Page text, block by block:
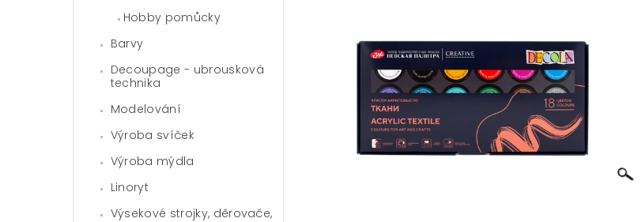
Hobby pomůcky
Barvy
Decoupage - ubrousková
technika
Modelování
Výroba svíček
Výroba mýdla
Linoryt
Výsekové strojky, děrovače,